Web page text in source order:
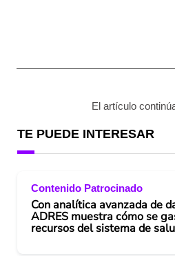
El artículo
TE PUEDE INTERESAR
Contenido Patrocinado
Con analítica avanzada de
ADRES muestra cómo se
recursos del sistema de